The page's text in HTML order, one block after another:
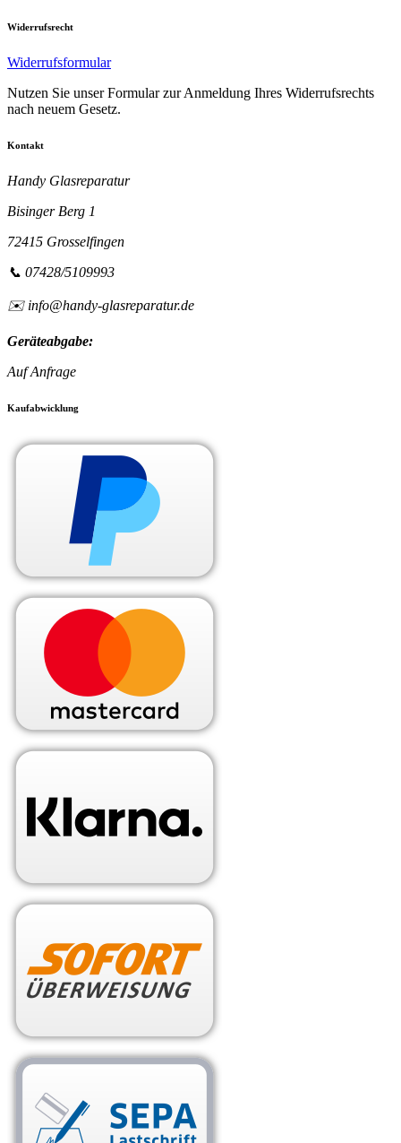
Widerrufsrecht
Widerrufsformular
Nutzen Sie unser Formular zur Anmeldung Ihres Widerrufsrechts
nach neuem Gesetz.
Kontakt
Handy Glasreparatur
Bisinger Berg 1
72415 Grosselfingen
📞 07428/5109993
✉️ info@handy-glasreparatur.de
Geräteabgabe:
Auf Anfrage
Kaufabwicklung